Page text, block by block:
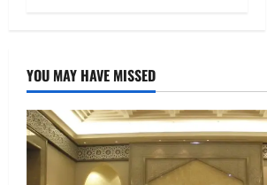
YOU MAY HAVE MISSED